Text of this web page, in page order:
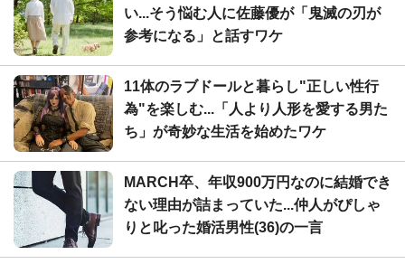
い...そう悩む人に佐藤優が「鬼滅の刃が
参考になる」と話すワケ
11体のラブドールと暮らし"正しい性行
為"を楽しむ...「人より人形を愛する男た
ち」が奇妙な生活を始めたワケ
MARCH卒、年収900万円なのに結婚でき
ない理由が詰まっていた...仲人がぴしゃ
りと叱った婚活男性(36)の一言